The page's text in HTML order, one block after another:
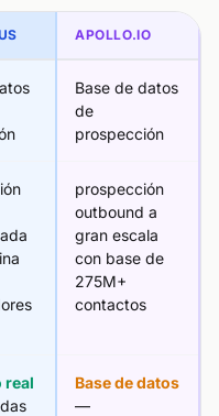
APOLLO.IO
Base de datos
de
prospección
prospección
outbound a
gran escala
con base de
275M+
contactos
real
Base de datos
—